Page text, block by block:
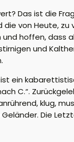
Das ist die
von Heute,
hoffen, dass
und
ein
C.“.
klug,
Die